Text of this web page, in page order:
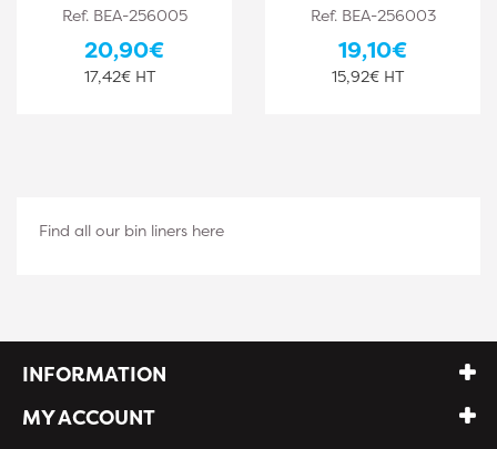
Ref. BEA-256005
20,90€
17,42€ HT
Ref. BEA-256003
19,10€
15,92€ HT
Find all our bin liners here
INFORMATION
MY ACCOUNT